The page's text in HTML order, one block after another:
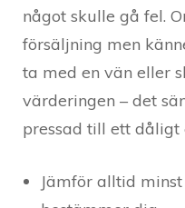
något skulle gå fel.
försäljning men
ta med en vän eller
värderingen – det
pressad till ett dåligt
Jämför alltid